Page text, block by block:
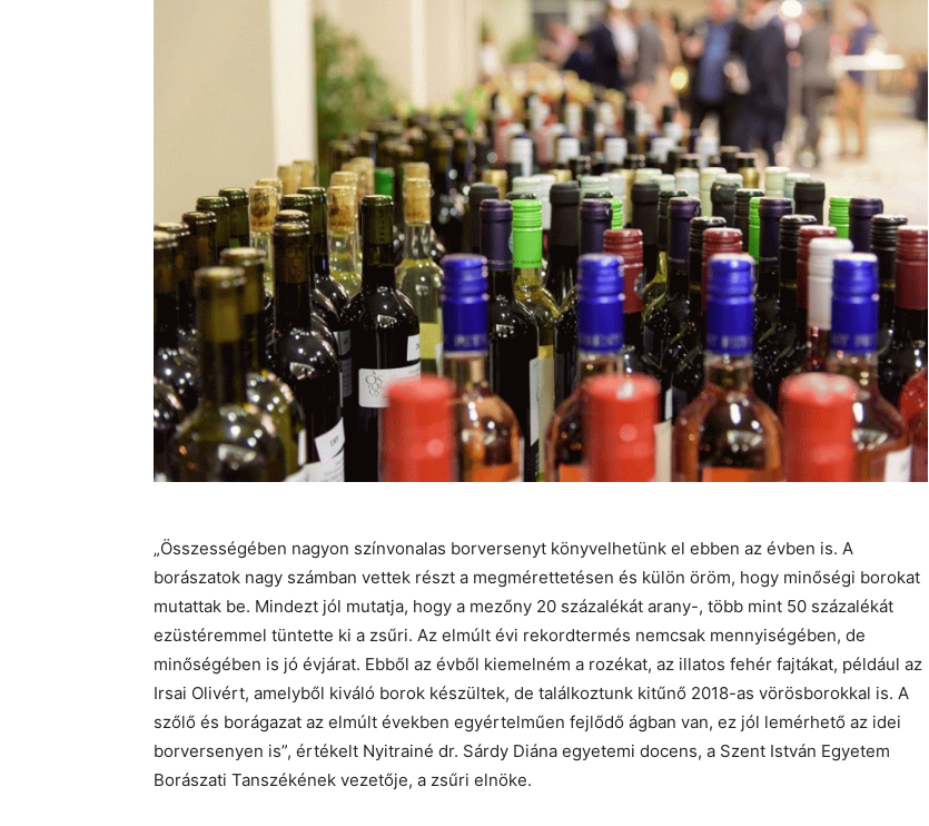
„Összességében nagyon színvonalas borversenyt könyvelhetünk el ebben az évben is. A
borászatok nagy számban vettek részt a megmérettetésen és külön öröm, hogy minőségi borokat
mutattak be. Mindezt jól mutatja, hogy a mezőny 20 százalékát arany-, több mint 50 százalékát
ezüstéremmel tüntette ki a zsűri. Az elmúlt évi rekordtermés nemcsak mennyiségében, de
minőségében is jó évjárat. Ebből az évből kiemelném a rozékat, az illatos fehér fajtákat, például az
Irsai Olivért, amelyből kiváló borok készültek, de találkoztunk kitűnő 2018-as vörösborokkal is. A
szőlő és borágazat az elmúlt években egyértelműen fejlődő ágban van, ez jól lemérhető az idei
borversenyen is”, értékelt Nyitrainé dr. Sárdy Diána egyetemi docens, a Szent István Egyetem
Borászati Tanszékének vezetője, a zsűri elnöke.